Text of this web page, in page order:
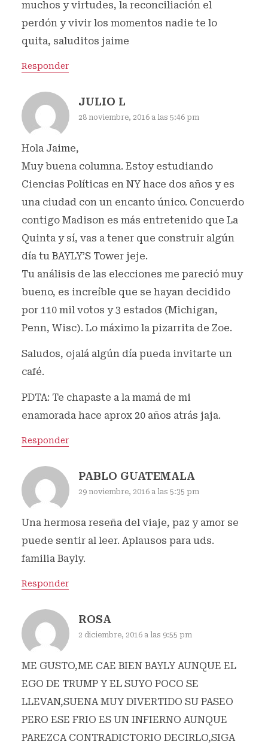
muchos y virtudes, la reconciliación el
perdón y vivir los momentos nadie te lo
quita, saluditos jaime
Responder
JULIO L
28 noviembre, 2016 a las 5:46 pm
Hola Jaime,
Muy buena columna. Estoy estudiando
Ciencias Políticas en NY hace dos años y es
una ciudad con un encanto único. Concuerdo
contigo Madison es más entretenido que La
Quinta y sí, vas a tener que construir algún
día tu BAYLY’S Tower jeje.
Tu análisis de las elecciones me pareció muy
bueno, es increíble que se hayan decidido
por 110 mil votos y 3 estados (Michigan,
Penn, Wisc). Lo máximo la pizarrita de Zoe.
Saludos, ojalá algún día pueda invitarte un
café.
PDTA: Te chapaste a la mamá de mi
enamorada hace aprox 20 años atrás jaja.
Responder
PABLO GUATEMALA
29 noviembre, 2016 a las 5:35 pm
Una hermosa reseña del viaje, paz y amor se
puede sentir al leer. Aplausos para uds.
familia Bayly.
Responder
ROSA
2 diciembre, 2016 a las 9:55 pm
ME GUSTO,ME CAE BIEN BAYLY AUNQUE EL
EGO DE TRUMP Y EL SUYO POCO SE
LLEVAN,SUENA MUY DIVERTIDO SU PASEO
PERO ESE FRIO ES UN INFIERNO AUNQUE
PAREZCA CONTRADICTORIO DECIRLO,SIGA